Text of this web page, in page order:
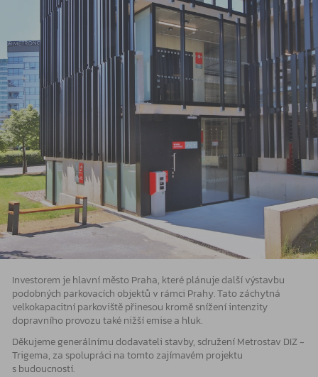
Investorem je hlavní město Praha, které plánuje další výstavbu
podobných parkovacích objektů v rámci Prahy. Tato záchytná
velkokapacitní parkoviště přinesou kromě snížení intenzity
dopravního provozu také nižší emise a hluk.
Děkujeme generálnímu dodavateli stavby, sdružení Metrostav DIZ -
Trigema, za spolupráci na tomto zajímavém projektu
s budoucností.